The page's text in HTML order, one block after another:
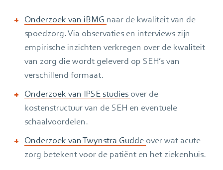
Onderzoek van iBMG naar de kwaliteit van de
spoedzorg. Via observaties en interviews zijn
empirische inzichten verkregen over de kwaliteit
van zorg die wordt geleverd op SEH’s van
verschillend formaat.
Onderzoek van IPSE studies over de
kostenstructuur van de SEH en eventuele
schaalvoordelen.
Onderzoek van Twynstra Gudde over wat acute
zorg betekent voor de patiënt en het ziekenhuis.